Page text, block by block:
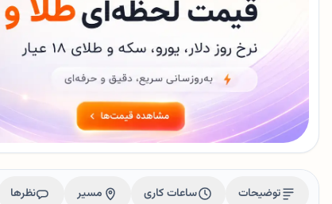
توضیحات ساعات کاری مسیر نظرها